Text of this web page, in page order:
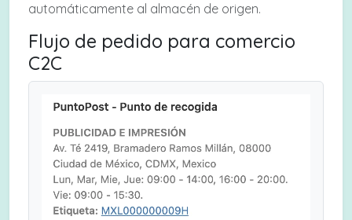
automáticamente al almacén de origen.
Flujo de pedido para comercio
C2C